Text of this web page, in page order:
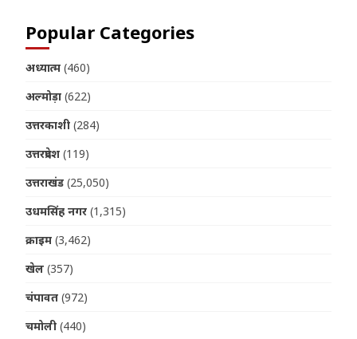
Popular Categories
अध्यात्म (460)
अल्मोड़ा (622)
उत्तरकाशी (284)
उत्तरप्रदेश (119)
उत्तराखंड (25,050)
उधमसिंह नगर (1,315)
क्राइम (3,462)
खेल (357)
चंपावत (972)
चमोली (440)